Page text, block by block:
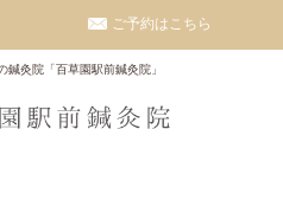
鍼灸院「百草園駅前鍼灸院」
ご予約はこちら